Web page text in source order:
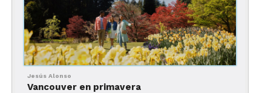
Jesús Alonso
Vancouver en primavera